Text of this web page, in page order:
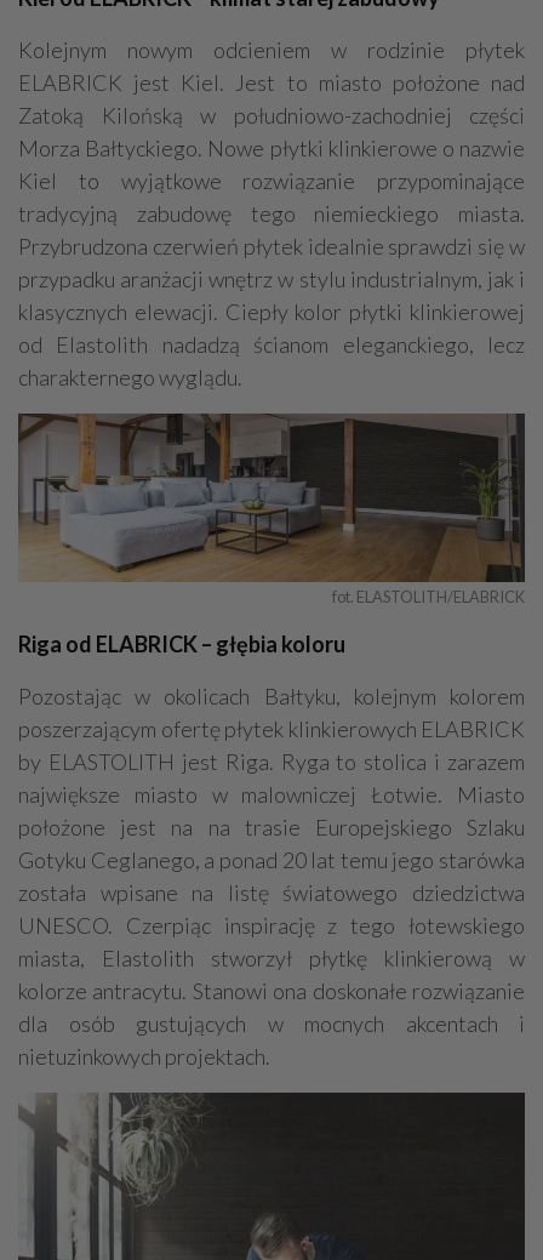
Kolejnym nowym odcieniem w rodzinie płytek
ELABRICK jest Kiel. Jest to miasto położone nad
Zatoką Kilońską w południowo-zachodniej części
Morza Bałtyckiego. Nowe płytki klinkierowe o nazwie
Kiel to wyjątkowe rozwiązanie przypominające
tradycyjną zabudowę tego niemieckiego miasta.
Przybrudzona czerwień płytek idealnie sprawdzi się w
przypadku aranżacji wnętrz w stylu industrialnym, jak i
klasycznych elewacji. Ciepły kolor płytki klinkierowej
od Elastolith nadadzą ścianom eleganckiego, lecz
charakternego wyglądu.
fot. ELASTOLITH/ELABRICK
Riga od ELABRICK – głębia koloru
Pozostając w okolicach Bałtyku, kolejnym kolorem
poszerzającym ofertę płytek klinkierowych ELABRICK
by ELASTOLITH jest Riga. Ryga to stolica i zarazem
największe miasto w malowniczej Łotwie. Miasto
położone jest na na trasie Europejskiego Szlaku
Gotyku Ceglanego, a ponad 20 lat temu jego starówka
została wpisane na listę światowego dziedzictwa
UNESCO. Czerpiąc inspirację z tego łotewskiego
miasta, Elastolith stworzył płytkę klinkierową w
kolorze antracytu. Stanowi ona doskonałe rozwiązanie
dla osób gustujących w mocnych akcentach i
nietuzinkowych projektach.